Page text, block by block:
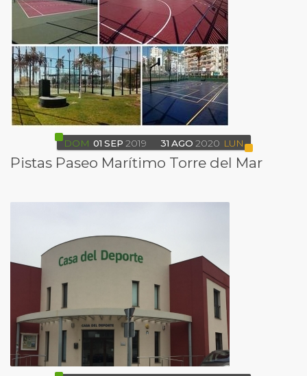
DOM 01 SEP 2019 31 AGO 2020 LUN
Pistas Paseo Marítimo Torre del Mar